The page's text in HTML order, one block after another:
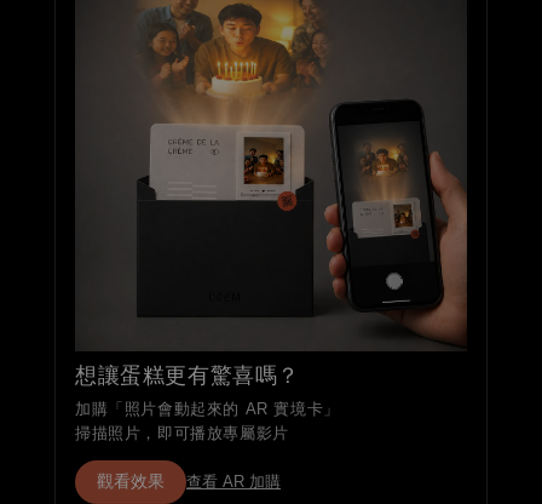
想讓蛋糕更有驚喜嗎？
加購「照片會動起來的 AR 實境卡」
掃描照片，即可播放專屬影片
觀看效果 查看 AR 加購